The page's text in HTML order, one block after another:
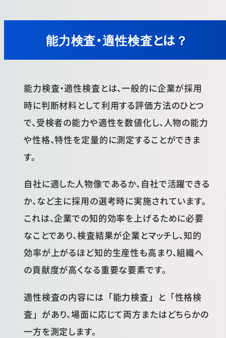
能力検査・適性検査とは？
能力検査・適性検査とは、一般的に企業が採用
時に判断材料として利用する評価方法のひとつ
で、受検者の能力や適性を数値化し、人物の能力
や性格、特性を定量的に測定することができま
す。
自社に適した人物像であるか、自社で活躍できる
か、など主に採用の選考時に実施されています。
これは、企業での知的効率を上げるために必要
なことであり、検査結果が企業とマッチし、知的
効率が上がるほど知的生産性も高まり、組織へ
の貢献度が高くなる重要な要素です。
適性検査の内容には「能力検査」と「性格検
査」があり、場面に応じて両方またはどちらかの
一方を測定します。